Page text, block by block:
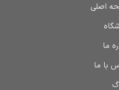
اصلی
ما
ما